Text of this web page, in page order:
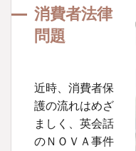
消費者法律
問題
近時、消費者保
護の流れはめざ
ましく、英会話
のＮＯＶＡ事件